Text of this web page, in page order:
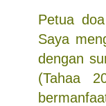
Petua
Saya
dengan
(Tahaa